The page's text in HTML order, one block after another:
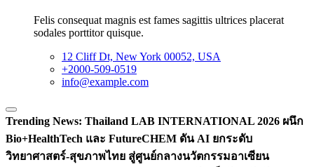
Felis consequat magnis est fames sagittis ultrices placerat
sodales porttitor quisque.
12 Cliff Dt, New York 00052, USA
+2000-509-0519
info@example.com
Trending News: Thailand LAB INTERNATIONAL 2026 ผนึก
Bio+HealthTech และ FutureCHEM ดัน AI ยกระดับ
วิทยาศาสตร์-สุขภาพไทย สู่ศูนย์กลางนวัตกรรมอาเซียน